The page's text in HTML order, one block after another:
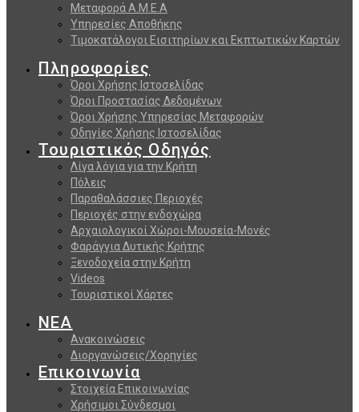
Μεταφορά Α.Μ.Ε.Α
Υπηρεσίες Αποθήκης
Τιμοκατάλογοι Εισιτηρίων και Εκπτωτικών Καρτών
Πληροφορίες
Όροι Χρήσης Ιστοσελίδας
Όροι Προστασίας Δεδομένων
Όροι Χρήσης Υπηρεσίας Μεταφορών
Οδηγίες Χρήσης Ιστοσελίδας
Τουριστικός Οδηγός
Λίγα λόγια για την Κρήτη
Πόλεις
Παραθαλάσσιες Περιοχές
Περιοχές στην ενδοχώρα
Αρχαιολογικοί Χώροι-Μουσεία-Μονές
Φαράγγια Δυτικής Κρήτης
Ξενοδοχεία στην Κρήτη
Videos
Τουριστικοί Χάρτες
ΝΕΑ
Ανακοινώσεις
Διοργανώσεις/Χορηγίες
Επικοινωνία
Στοιχεία Επικοινωνίας
Χρήσιμοι Σύνδεσμοι